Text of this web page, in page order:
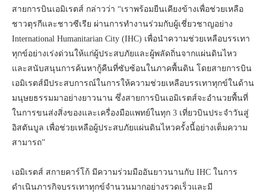
สายการบินเอมิเรตส์ กล่าวว่า “เราพร้อมยืนเคียงข้างเพื่อช่วยเหลือ
ชาวตุรกีและชาวซีเรีย ผ่านการทำงานร่วมกับผู้เชี่ยวชาญอย่าง
International Humanitarian City (IHC) เพื่อนำความช่วยเหลือบรรเทา
ทุกข์อย่างเร่งด่วนให้แก่ผู้ประสบภัยและผู้พลัดถิ่นจากแผ่นดินไหว
และสนับสนุนการค้นหากู้คืนที่ซับซ้อนในภาคพื้นดิน โดยสายการบิน
เอมิเรตส์มีประสบการณ์ในการให้ความช่วยเหลือบรรเทาทุกข์ในด้าน
มนุษยธรรมมาอย่างยาวนาน ซึ่งสายการบินเอมิเรตส์จะอำนวยพื้นที่
ในการขนส่งสิ่งของและเครื่องมือแพทย์ในทุก 3 เที่ยวบินประจำวันสู่
อิสตันบูล เพื่อช่วยเหลือผู้ประสบภัยแผ่นดินไหวครั้งนี้อย่างเต็มความ
สามารถ”
เอมิเรตส์ สกายคาร์โก้ มีความร่วมมืออันยาวนานกับ IHC ในการ
ดำเนินภารกิจบรรเทาทุกข์จำนวนมากอย่างรวดเร็วและมี